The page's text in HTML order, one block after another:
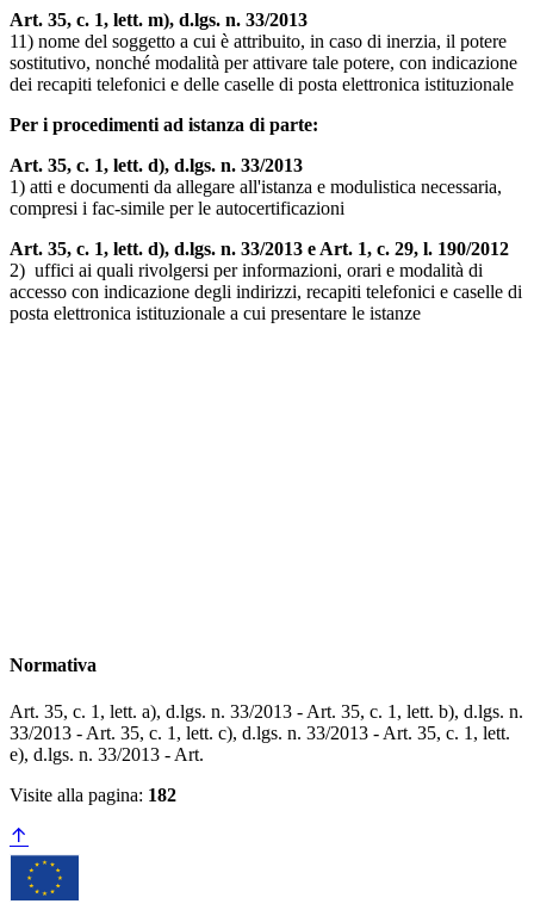
Art. 35, c. 1, lett. m), d.lgs. n. 33/2013
11) nome del soggetto a cui è attribuito, in caso di inerzia, il potere
sostitutivo, nonché modalità per attivare tale potere, con indicazione
dei recapiti telefonici e delle caselle di posta elettronica istituzionale
Per i procedimenti ad istanza di parte:
Art. 35, c. 1, lett. d), d.lgs. n. 33/2013
1) atti e documenti da allegare all'istanza e modulistica necessaria,
compresi i fac-simile per le autocertificazioni
Art. 35, c. 1, lett. d), d.lgs. n. 33/2013 e Art. 1, c. 29, l. 190/2012
2) uffici ai quali rivolgersi per informazioni, orari e modalità di
accesso con indicazione degli indirizzi, recapiti telefonici e caselle di
posta elettronica istituzionale a cui presentare le istanze
Normativa
Art. 35, c. 1, lett. a), d.lgs. n. 33/2013 - Art. 35, c. 1, lett. b), d.lgs. n.
33/2013 - Art. 35, c. 1, lett. c), d.lgs. n. 33/2013 - ​​​​​​​Art. 35, c. 1, lett.
e), d.lgs. n. 33/2013 - Art.
Visite alla pagina: 182